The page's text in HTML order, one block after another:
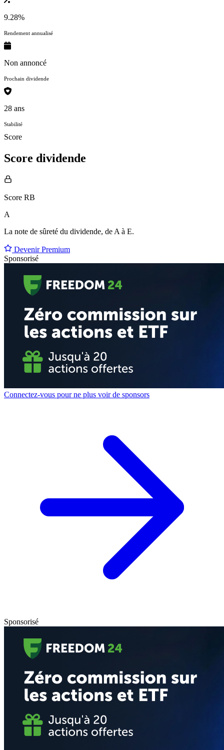
9.28%
Rendement annualisé
Non annoncé
Prochain dividende
28 ans
Stabilité
Score
Score dividende
Score RB
A
La note de sûreté du dividende, de A à E.
Devenir Premium
Sponsorisé
Connectez-vous pour ne plus voir de sponsors
Sponsorisé